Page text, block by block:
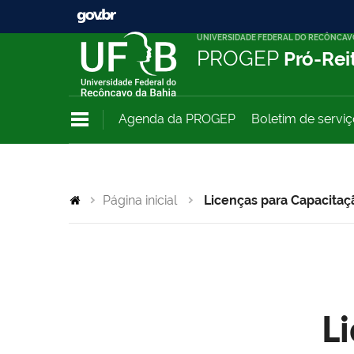
UNIVERSIDADE FEDERAL DO
PROGEP Pró-
Agenda da PROGEP Boletim de
Página inicial Licenças para